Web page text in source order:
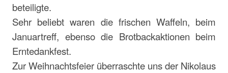
beteiligte.
Sehr beliebt waren die frischen Waffeln, beim
Januartreff, ebenso die Brotbackaktionen beim
Erntedankfest.
Zur Weihnachtsfeier überraschte uns der Nikolaus